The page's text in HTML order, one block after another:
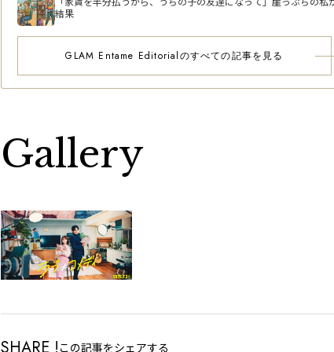
結果
GLAM Entame Editorialのすべての記事を見る
Gallery
この記事をシェアする